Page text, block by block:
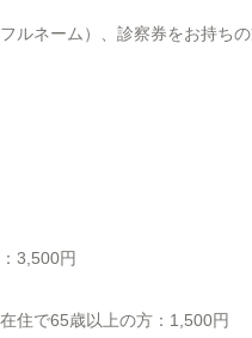
ルネーム）、診察券をお持ち
3,500円
在住で65歳以上の方：1,500円